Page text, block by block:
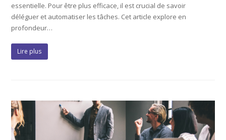
essentielle. Pour être plus efficace, il est crucial de savoir
déléguer et automatiser les tâches. Cet article explore en
profondeur…
Lire plus